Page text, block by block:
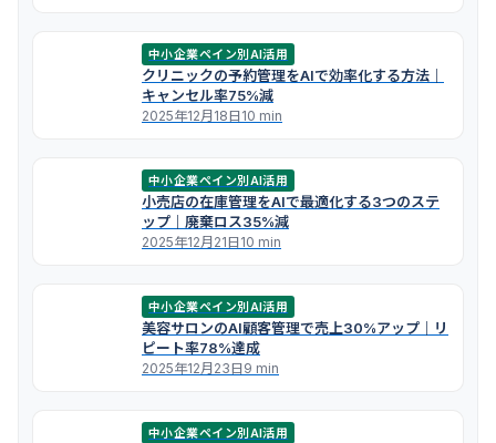
中小企業ペイン別AI活用
クリニックの予約管理をAIで効率化する方法｜
キャンセル率75%減
2025年12月18日10 min
中小企業ペイン別AI活用
小売店の在庫管理をAIで最適化する3つのステ
ップ｜廃棄ロス35%減
2025年12月21日10 min
中小企業ペイン別AI活用
美容サロンのAI顧客管理で売上30%アップ｜リ
ピート率78%達成
2025年12月23日9 min
中小企業ペイン別AI活用